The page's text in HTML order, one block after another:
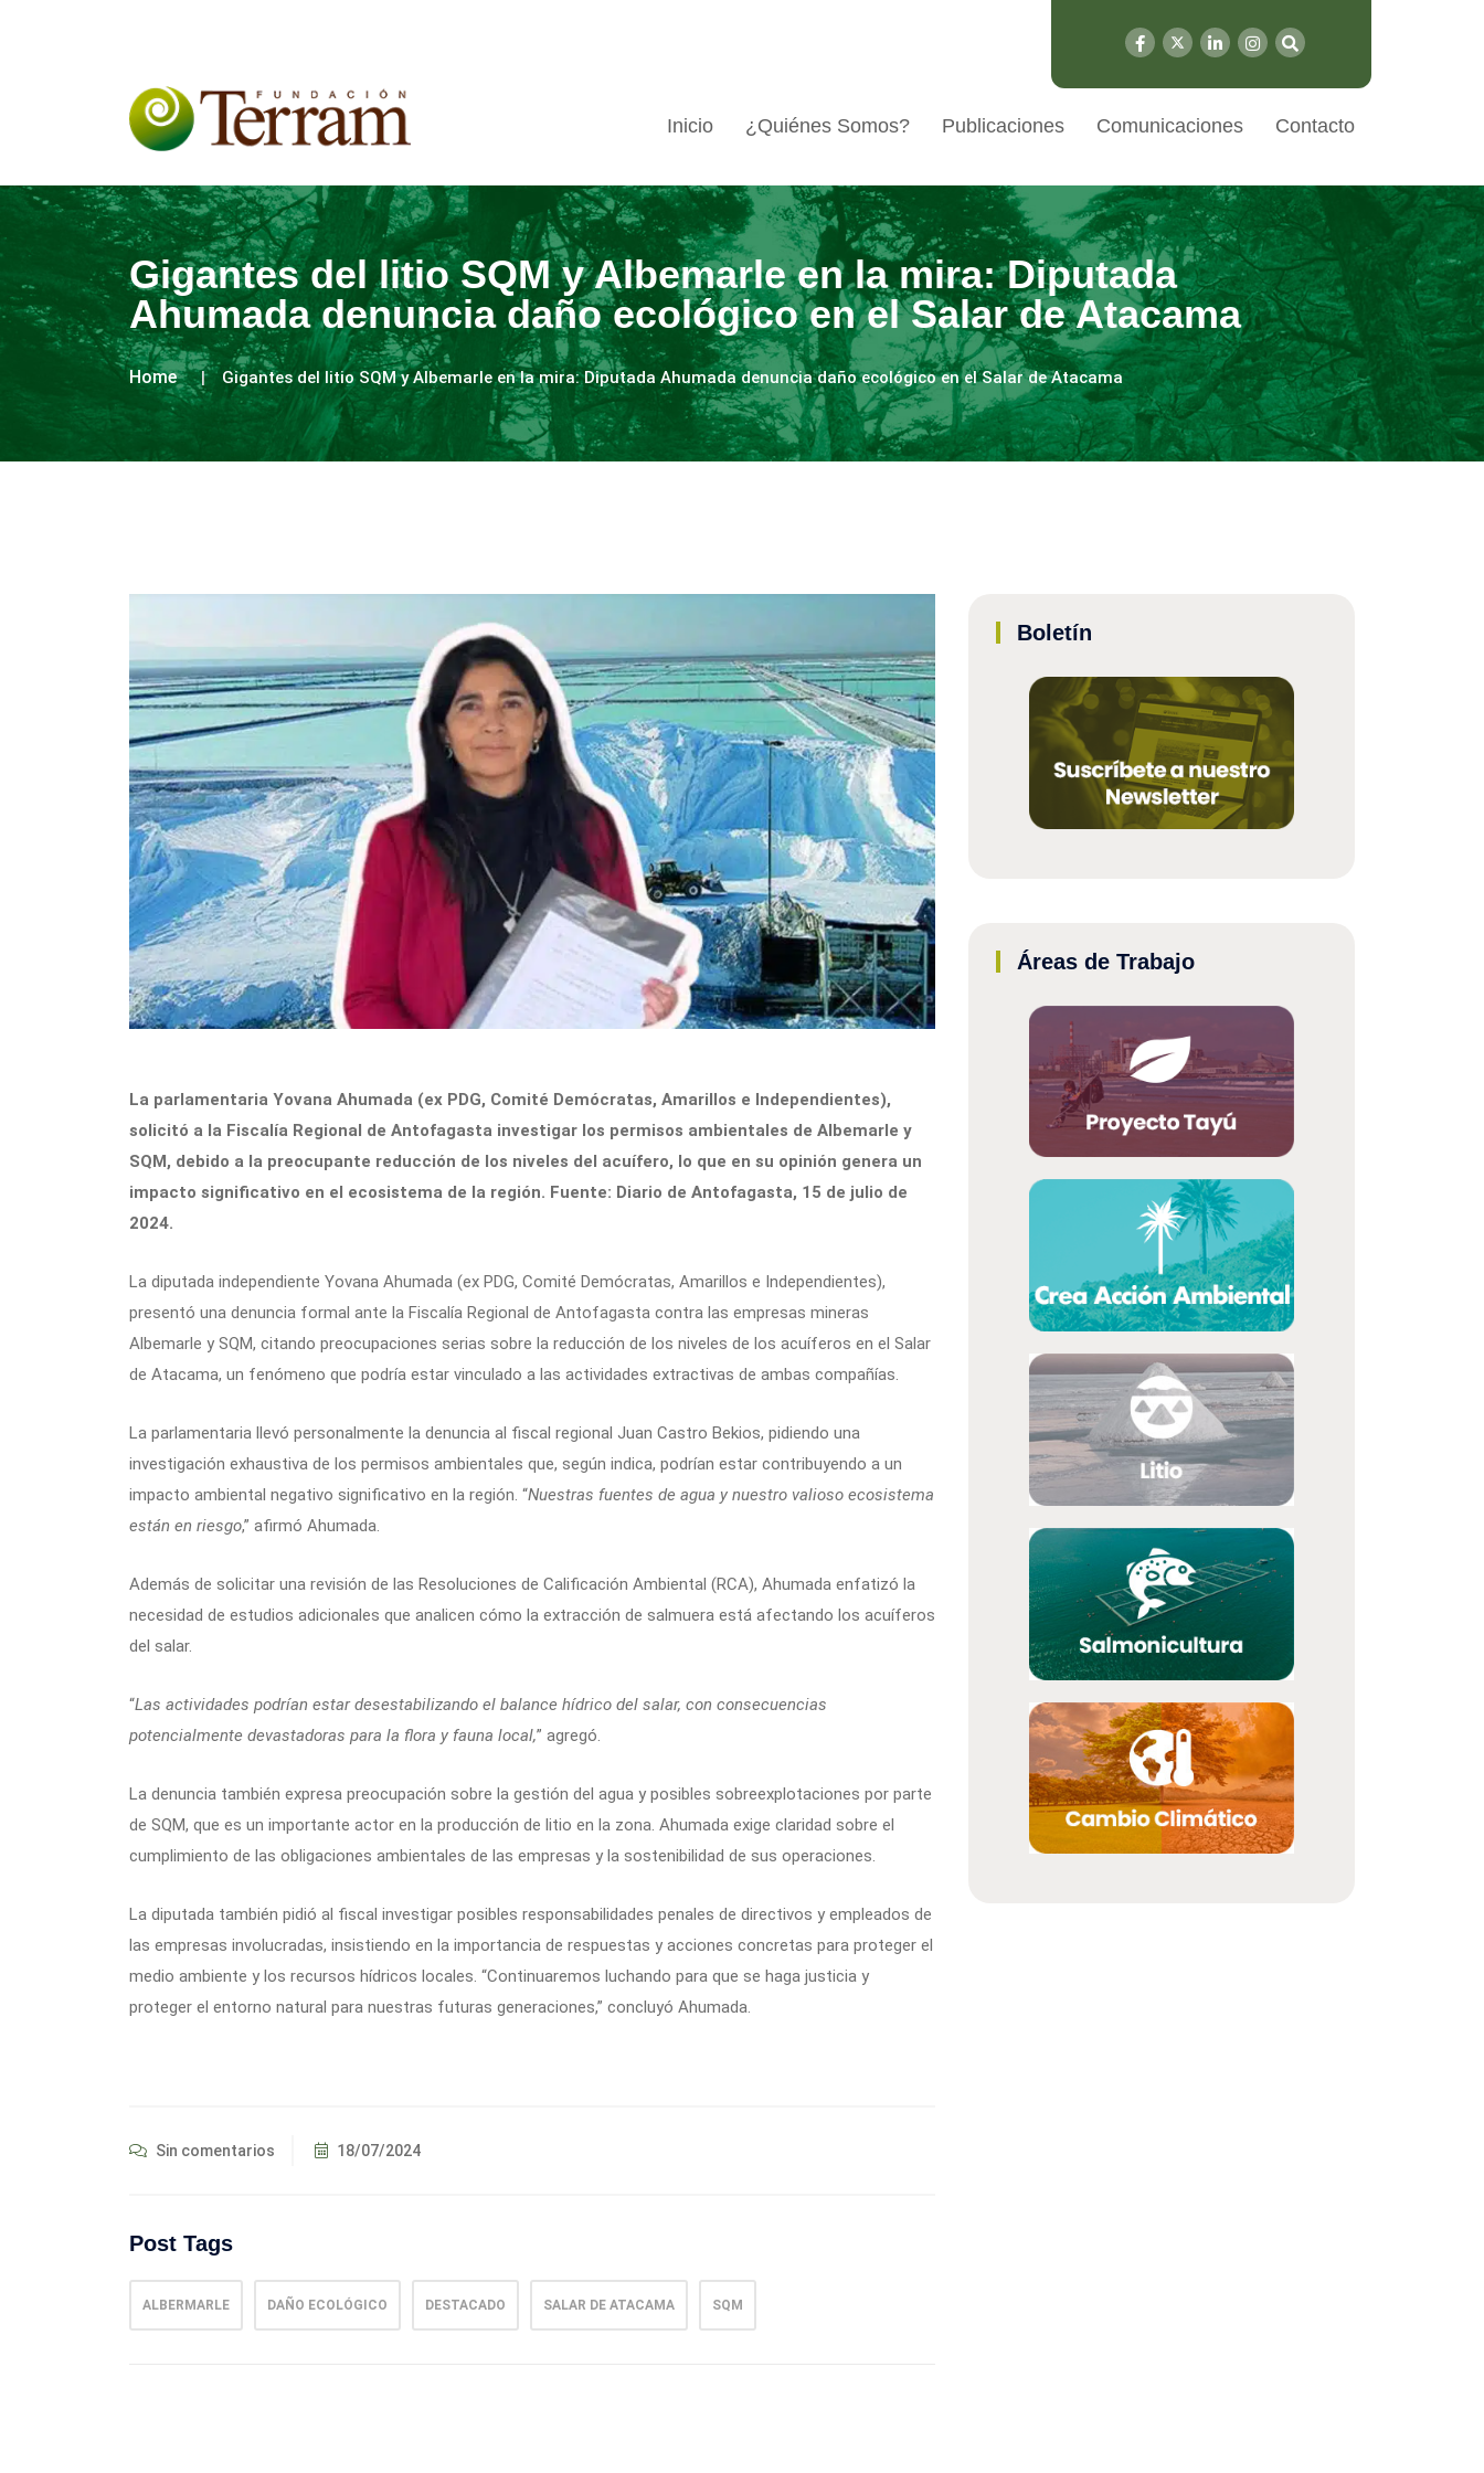
Inicio ¿Quiénes Somos? Publicaciones Comunicaciones Contacto
Gigantes del litio SQM y Albemarle en la mira: Diputada
Ahumada denuncia daño ecológico en el Salar de Atacama
Home Gigantes del litio SQM y Albemarle en la mira: Diputada Ahumada denuncia daño ecológico en el Salar de Atacama
La parlamentaria Yovana Ahumada (ex PDG, Comité Demócratas, Amarillos e Independientes),
solicitó a la Fiscalía Regional de Antofagasta investigar los permisos ambientales de Albemarle y
SQM, debido a la preocupante reducción de los niveles del acuífero, lo que en su opinión genera un
impacto significativo en el ecosistema de la región. Fuente: Diario de Antofagasta, 15 de julio de
2024.
La diputada independiente Yovana Ahumada (ex PDG, Comité Demócratas, Amarillos e Independientes),
presentó una denuncia formal ante la Fiscalía Regional de Antofagasta contra las empresas mineras
Albemarle y SQM, citando preocupaciones serias sobre la reducción de los niveles de los acuíferos en el Salar
de Atacama, un fenómeno que podría estar vinculado a las actividades extractivas de ambas compañías.
La parlamentaria llevó personalmente la denuncia al fiscal regional Juan Castro Bekios, pidiendo una
investigación exhaustiva de los permisos ambientales que, según indica, podrían estar contribuyendo a un
impacto ambiental negativo significativo en la región. “Nuestras fuentes de agua y nuestro valioso ecosistema
están en riesgo,” afirmó Ahumada.
Además de solicitar una revisión de las Resoluciones de Calificación Ambiental (RCA), Ahumada enfatizó la
necesidad de estudios adicionales que analicen cómo la extracción de salmuera está afectando los acuíferos
del salar.
“Las actividades podrían estar desestabilizando el balance hídrico del salar, con consecuencias
potencialmente devastadoras para la flora y fauna local,” agregó.
La denuncia también expresa preocupación sobre la gestión del agua y posibles sobreexplotaciones por parte
de SQM, que es un importante actor en la producción de litio en la zona. Ahumada exige claridad sobre el
cumplimiento de las obligaciones ambientales de las empresas y la sostenibilidad de sus operaciones.
La diputada también pidió al fiscal investigar posibles responsabilidades penales de directivos y empleados de
las empresas involucradas, insistiendo en la importancia de respuestas y acciones concretas para proteger el
medio ambiente y los recursos hídricos locales. “Continuaremos luchando para que se haga justicia y
proteger el entorno natural para nuestras futuras generaciones,” concluyó Ahumada.
Sin comentarios 18/07/2024
Post Tags
ALBERMARLE DAÑO ECOLÓGICO DESTACADO SALAR DE ATACAMA SQM
Boletín
Áreas de Trabajo